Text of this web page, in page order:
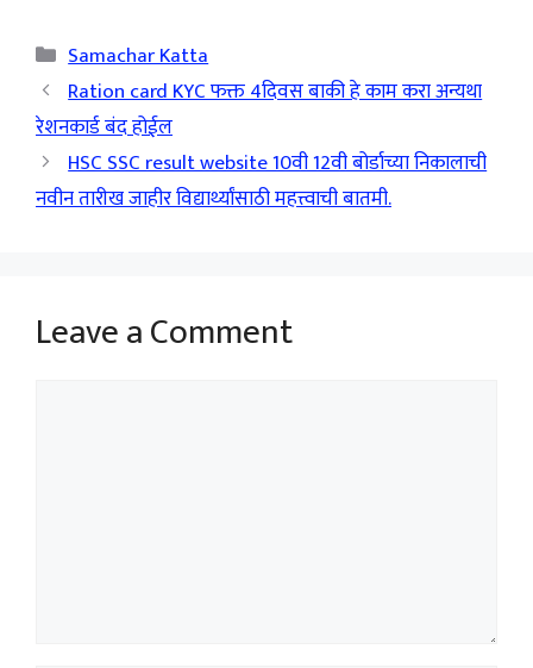
Categories
Samachar Katta
Ration card KYC फक्त 4दिवस बाकी हे काम करा अन्यथा
रेशनकार्ड बंद होईल
HSC SSC result website 10वी 12वी बोर्डाच्या निकालाची
नवीन तारीख जाहीर विद्यार्थ्यांसाठी महत्त्वाची बातमी.
Leave a Comment